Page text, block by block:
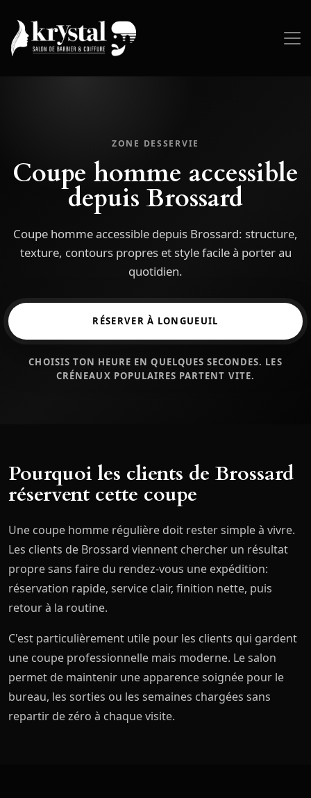
ZONE DESSERVIE
Coupe homme accessible
depuis Brossard
Coupe homme accessible depuis Brossard: structure,
texture, contours propres et style facile à porter au
quotidien.
RÉSERVER À LONGUEUIL
CHOISIS TON HEURE EN QUELQUES SECONDES. LES
CRÉNEAUX POPULAIRES PARTENT VITE.
Pourquoi les clients de Brossard
réservent cette coupe
Une coupe homme régulière doit rester simple à vivre.
Les clients de Brossard viennent chercher un résultat
propre sans faire du rendez-vous une expédition:
réservation rapide, service clair, finition nette, puis
retour à la routine.
C'est particulièrement utile pour les clients qui gardent
une coupe professionnelle mais moderne. Le salon
permet de maintenir une apparence soignée pour le
bureau, les sorties ou les semaines chargées sans
repartir de zéro à chaque visite.